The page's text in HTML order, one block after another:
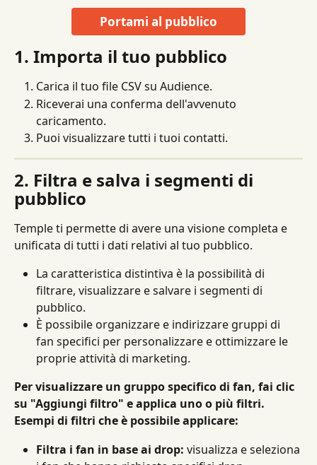
Portami al pubblico
1. Importa il tuo pubblico
Carica il tuo file CSV su Audience.
Riceverai una conferma dell'avvenuto
caricamento.
Puoi visualizzare tutti i tuoi contatti.
2. Filtra e salva i segmenti di
pubblico
Temple ti permette di avere una visione completa e
unificata di tutti i dati relativi al tuo pubblico.
La caratteristica distintiva è la possibilità di
filtrare, visualizzare e salvare i segmenti di
pubblico.
È possibile organizzare e indirizzare gruppi di
fan specifici per personalizzare e ottimizzare le
proprie attività di marketing.
Per visualizzare un gruppo specifico di fan, fai clic
su "Aggiungi filtro" e applica uno o più filtri.
Esempi di filtri che è possibile applicare:
Filtra i fan in base ai drop: visualizza e seleziona